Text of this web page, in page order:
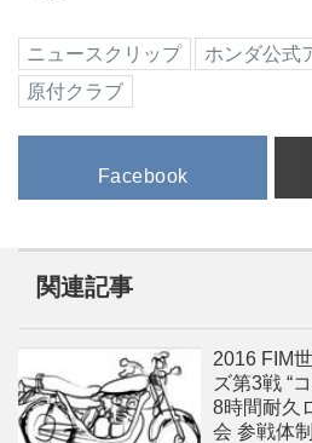
ニュースクリップ ホンダ公式
原付クラブ
Facebook
関連記事
2016 FIM
ズ第3戦 “
8時間耐久
会 参戦体